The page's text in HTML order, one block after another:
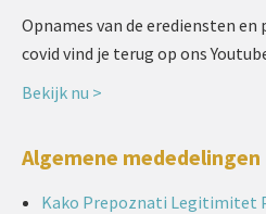
Opnames van de erediensten
covid vind je terug op ons
Bekijk nu >
Algemene mededelingen
Kako Prepoznati Legitimitet